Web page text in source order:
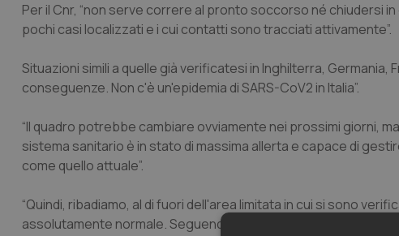
Per il Cnr, “non serve correre al pronto soccorso né chiudersi
pochi casi localizzati e i cui contatti sono tracciati attivamente”.
Situazioni simili a quelle già verificatesi in Inghilterra, Germania,
conseguenze. Non c'è un'epidemia di SARS-CoV2 in Italia”.
“Il quadro potrebbe cambiare ovviamente nei prossimi giorni,
sistema sanitario è in stato di massima allerta e capace di
come quello attuale”.
“Quindi, ribadiamo, al di fuori dell'area limitata in cui si sono
assolutamente normale. Seguendo le elementari norme di